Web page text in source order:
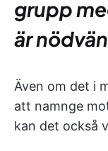
grupp
är
Även om det i
att namnge
kan det också